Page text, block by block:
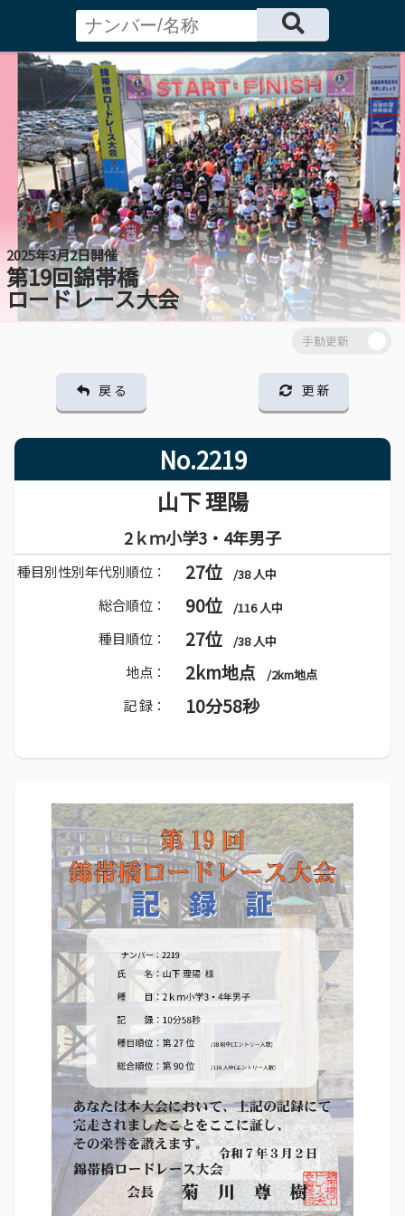
2025年3月2日開催
第19回錦帯橋
ロードレース大会
戻 る 更 新
No.2219
山下 理陽
2ｋｍ小学3・4年男子
種目別性別年代別順位： 27位 /38 人中
総合順位： 90位 /116 人中
種目順位： 27位 /38 人中
地点： 2km地点 /2km地点
記 録： 10分58秒